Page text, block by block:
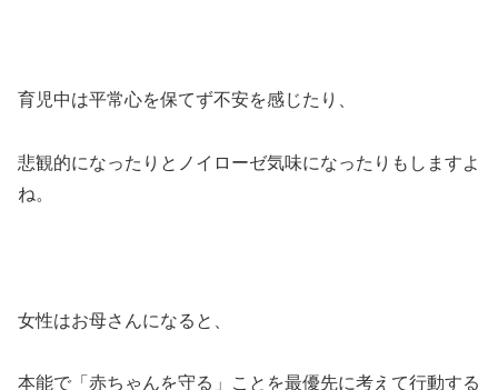
育児中は平常心を保てず不安を感じたり、
悲観的になったりとノイローゼ気味になったりもしますよ
ね。
女性はお母さんになると、
本能で「赤ちゃんを守る」ことを最優先に考えて行動する